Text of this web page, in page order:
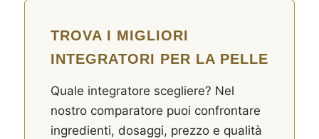
TROVA I MIGLIORI
INTEGRATORI PER LA PELLE
Quale integratore scegliere? Nel
nostro comparatore puoi confrontare
ingredienti, dosaggi, prezzo e qualità